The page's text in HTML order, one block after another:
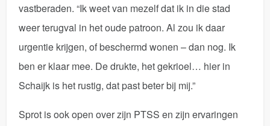
vastberaden. “Ik weet van mezelf dat ik in die stad
weer terugval in het oude patroon. Al zou ik daar
urgentie krijgen, of beschermd wonen – dan nog. Ik
ben er klaar mee. De drukte, het gekrioel… hier in
Schaijk is het rustig, dat past beter bij mij.”
Sprot is ook open over zijn PTSS en zijn ervaringen